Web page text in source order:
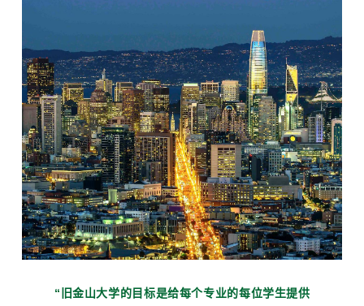
“旧金山大学的目标是给每个专业的每位学生提供